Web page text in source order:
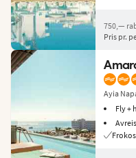
750,—
Pris pr.
Ayia
Fly +